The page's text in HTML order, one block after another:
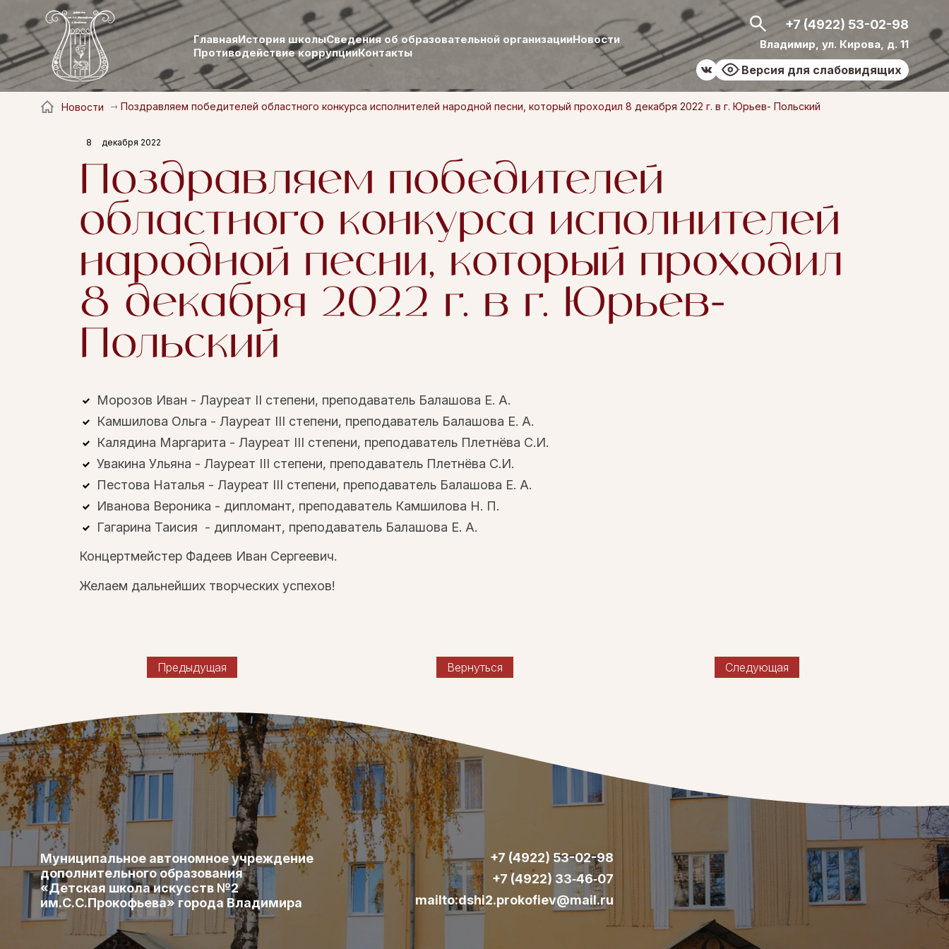
ГлавнаяИстория школыСведения об образовательной организацииНовости
Противодействие коррупцииКонтакты
Версия для слабовидящих
+7 (4922) 53-02-98
Владимир, ул. Кирова, д. 11
Новости Поздравляем победителей областного конкурса исполнителей народной песни, который проходил 8 декабря 2022 г. в г. Юрьев- Польский
8 декабря 2022
Поздравляем победителей
областного конкурса исполнителей
народной песни, который проходил
8 декабря 2022 г. в г. Юрьев-
Польский
Морозов Иван - Лауреат II степени, преподаватель Балашова Е. А.
Камшилова Ольга - Лауреат III степени, преподаватель Балашова Е. А.
Калядина Маргарита - Лауреат III степени, преподаватель Плетнëва С.И.
Увакина Ульяна - Лауреат III степени, преподаватель Плетнëва С.И.
Пестова Наталья - Лауреат III степени, преподаватель Балашова Е. А.
Иванова Вероника - дипломант, преподаватель Камшилова Н. П.
Гагарина Таисия - дипломант, преподаватель Балашова Е. А.
Концертмейстер Фадеев Иван Сергеевич.
Желаем дальнейших творческих успехов!
Предыдущая Вернуться Следующая
Муниципальное автономное учреждение
дополнительного образования
«Детская школа искусств №2
им.С.С.Прокофьева» города Владимира
+7 (4922) 53-02-98
+7 (4922) 33‑46‑07
mailto:dshi2.prokofiev@mail.ru